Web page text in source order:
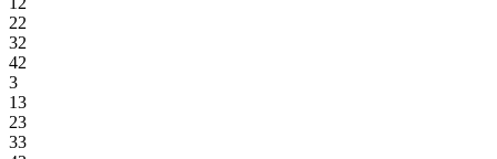
22
32
42
3
13
23
33